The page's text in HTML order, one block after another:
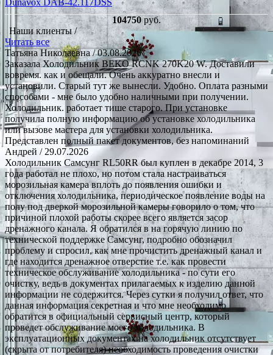
104750руб.
Наши клиенты /
Читать все
Татьяна Николаевна/ 03.08.2026
Заказала Холодильник BEKO RCNK 270K20 W. Доставили
вовремя. как и обещали. Очень аккуратно внесли и
установили. Старый тут же вынесли. Удобно. Оплата разными
способами - мне было удобно наличными при получении.
Холодильник. работает тише старого. При установке
получила полную информацию об установке холодильника
или вызове мастера для установки холодильника.
Представлен полный пакет документов, без напоминаний
Андрей / 29.07.2026
Холодильник Самсунг RL50RR был куплен в декабре 2014, 3
года работал не плохо, но потом стала настраиваться
морозильная камера вплоть до появления ошибки и
отключения холодильника, периодическое появление воды на
полу под дверкой морозильной камеры говорило о том, что
причиной плохой работы скорее всего является засор
дренажного канала. Я обратился в на горячую линию по
технической поддержке Самсунг, подробно обозначил
проблему и спросил, как мне прочистить дренажный канал и
где находится дренажное отверстие т.е. как провести
техническое обслуживание холодильника - по сути его
очистку, ведь в документах прилагаемых к изделию данной
информации не содержится. Через сутки я получил ответ, что
данная информация секретная и что мне необходимо
обратится в официальный сервисный центр, который
проведет обслуживание моего холодильника. В
эксплуатационных документах на холодильник отсутствует
(скрыта от потребителя) необходимость проведения очистки